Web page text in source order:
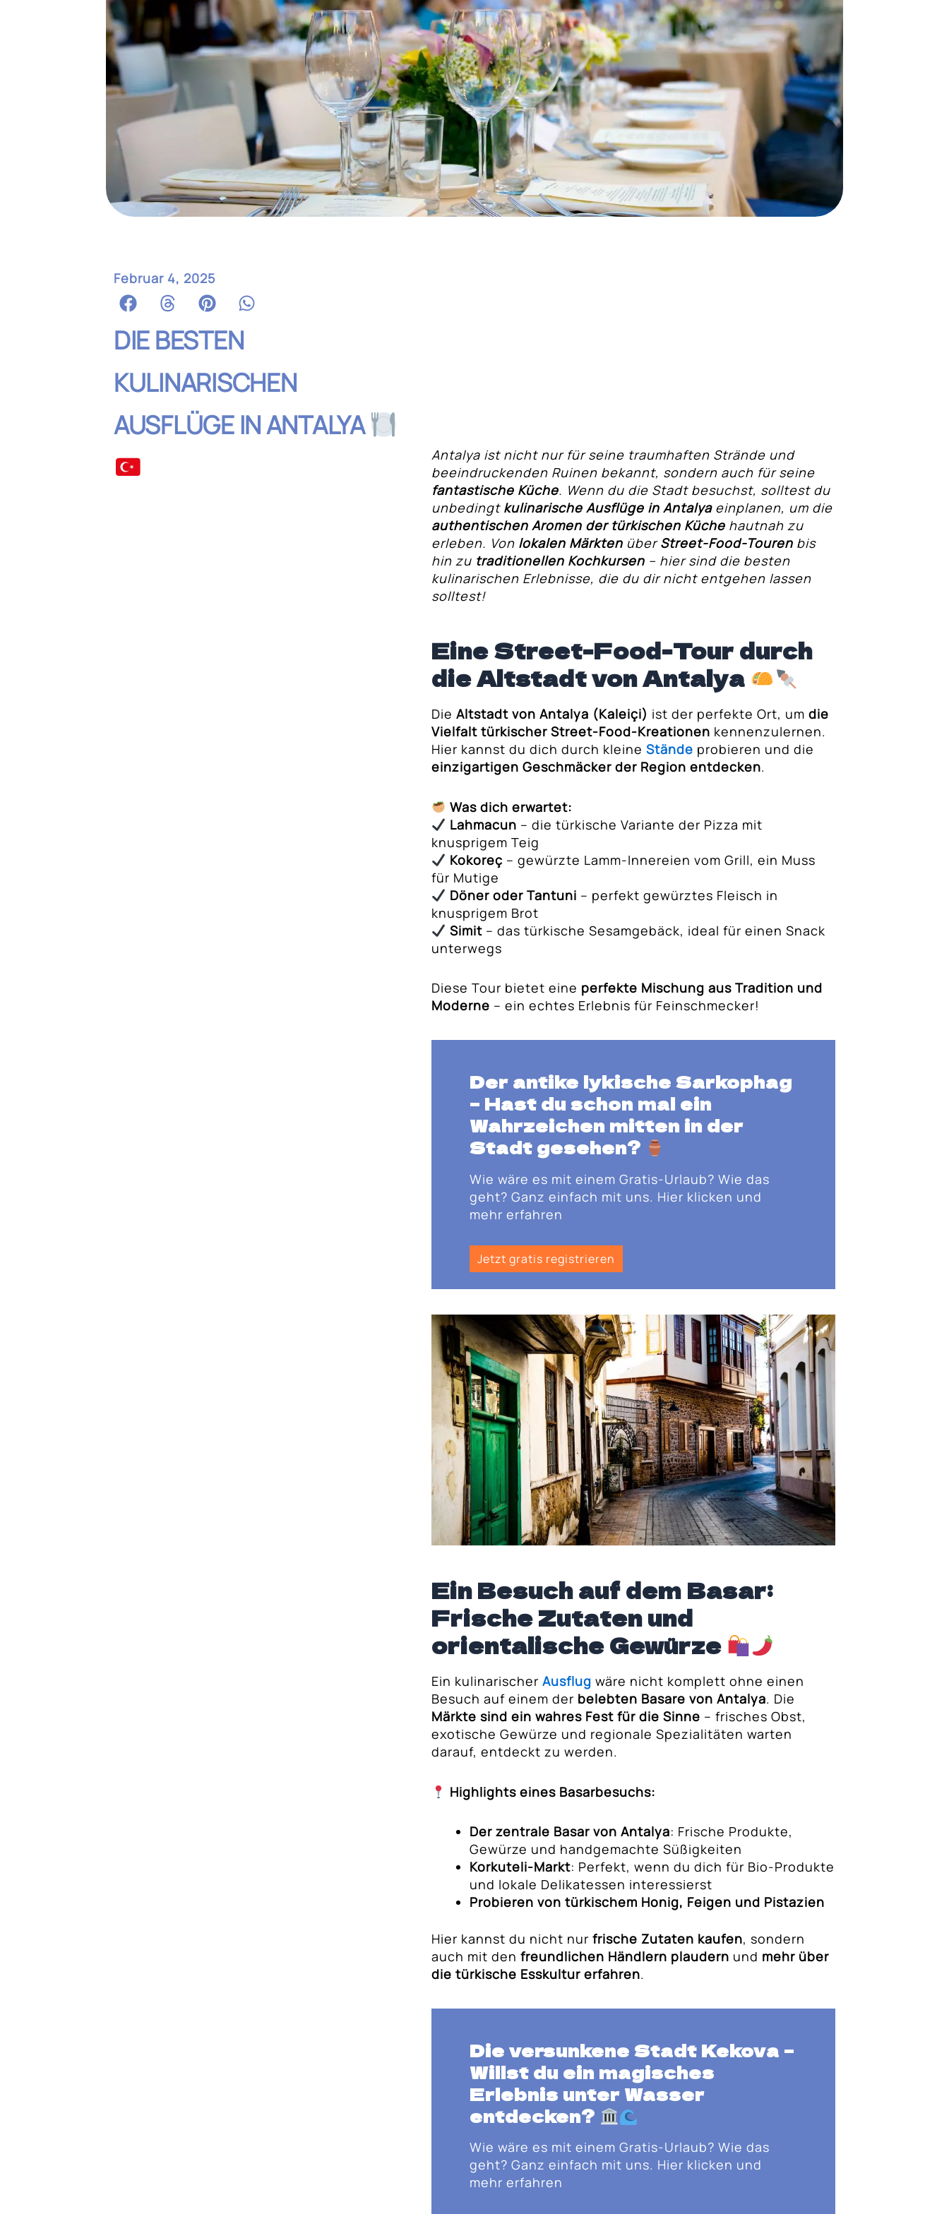
Februar 4, 2025
DIE BESTEN
KULINARISCHEN
AUSFLÜGE IN ANTALYA
Antalya ist nicht nur für seine traumhaften Strände und
beeindruckenden Ruinen bekannt, sondern auch für seine
fantastische Küche. Wenn du die Stadt besuchst, solltest du
unbedingt kulinarische Ausflüge in Antalyaeinplanen, um die
authentischen Aromen der türkischen Küche hautnah zu
erleben. Von lokalen Märkten überStreet-Food-Touren bis
hin zu traditionellen Kochkursen – hier sind die besten
kulinarischen Erlebnisse, die du dir nicht entgehen lassen
solltest!
Eine Street-Food-Tour durch
die Altstadt von Antalya
DieAltstadt von Antalya (Kaleiçi) ist der perfekte Ort, umdie
Vielfalt türkischer Street-Food-Kreationen kennenzulernen.
Hier kannst du dich durch kleineStände probieren und die
einzigartigen Geschmäcker der Region entdecken.
Was dich erwartet:
Lahmacun – die türkische Variante der Pizza mit
knusprigem Teig
Kokoreç – gewürzte Lamm-Innereien vom Grill, ein Muss
für Mutige
Döner oder Tantuni – perfekt gewürztes Fleisch in
knusprigem Brot
Simit– das türkische Sesamgebäck, ideal für einen Snack
unterwegs
Diese Tour bietet eine perfekte Mischung aus Tradition und
Moderne – ein echtes Erlebnis für Feinschmecker!
Der antike lykische Sarkophag
– Hast du schon mal ein
Wahrzeichen mitten in der
Stadt gesehen?
Wie wäre es mit einem Gratis-Urlaub? Wie das
geht? Ganz einfach mit uns. Hier klicken und
mehr erfahren
Jetzt gratis registrieren
Ein Besuch auf dem Basar:
Frische Zutaten und
orientalische Gewürze
Ein kulinarischerAusflug wäre nicht komplett ohne einen
Besuch auf einem der belebten Basare von Antalya. Die
Märkte sind ein wahres Fest für die Sinne – frisches Obst,
exotische Gewürze und regionale Spezialitäten warten
darauf, entdeckt zu werden.
Highlights eines Basarbesuchs:
Der zentrale Basar von Antalya: Frische Produkte,
Gewürze und handgemachte Süßigkeiten
Korkuteli-Markt: Perfekt, wenn du dich für Bio-Produkte
und lokale Delikatessen interessierst
Probieren von türkischem Honig, Feigen und Pistazien
Hier kannst du nicht nurfrische Zutaten kaufen, sondern
auch mit denfreundlichen Händlern plaudern und mehr über
die türkische Esskultur erfahren.
Die versunkene Stadt Kekova –
Willst du ein magisches
Erlebnis unter Wasser
entdecken?
Wie wäre es mit einem Gratis-Urlaub? Wie das
geht? Ganz einfach mit uns. Hier klicken und
mehr erfahren